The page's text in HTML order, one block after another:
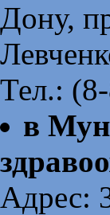
Дону,
Тел.:
в
Адрес: